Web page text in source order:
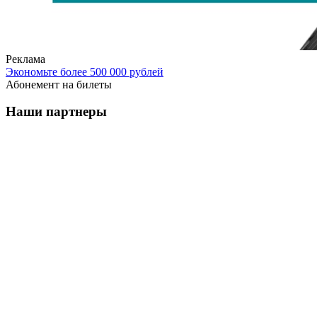
Реклама
Экономьте более 500 000 рублей
Абонемент на билеты
Наши партнеры